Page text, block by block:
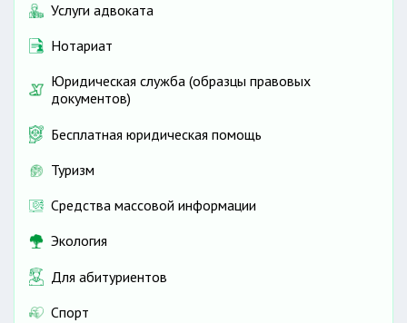
Услуги адвоката
Нотариат
Юридическая служба (образцы правовых
документов)
Бесплатная юридическая помощь
Туризм
Средства массовой информации
Экология
Для абитуриентов
Спорт